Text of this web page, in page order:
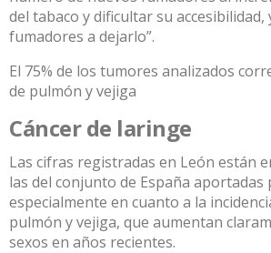
del tabaco y dificultar su accesibilidad,
fumadores a dejarlo”.
El 75% de los tumores analizados
de pulmón y vejiga
Cáncer de laringe
Las cifras registradas en León están
las del conjunto de España
especialmente en cuanto a la
pulmón y vejiga, que aumentan
sexos en años recientes.